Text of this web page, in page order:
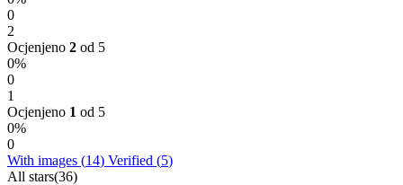
0
2
Ocjenjeno 2 od 5
0%
0
1
Ocjenjeno 1 od 5
0%
0
With images (14) Verified (5)
All stars(36)